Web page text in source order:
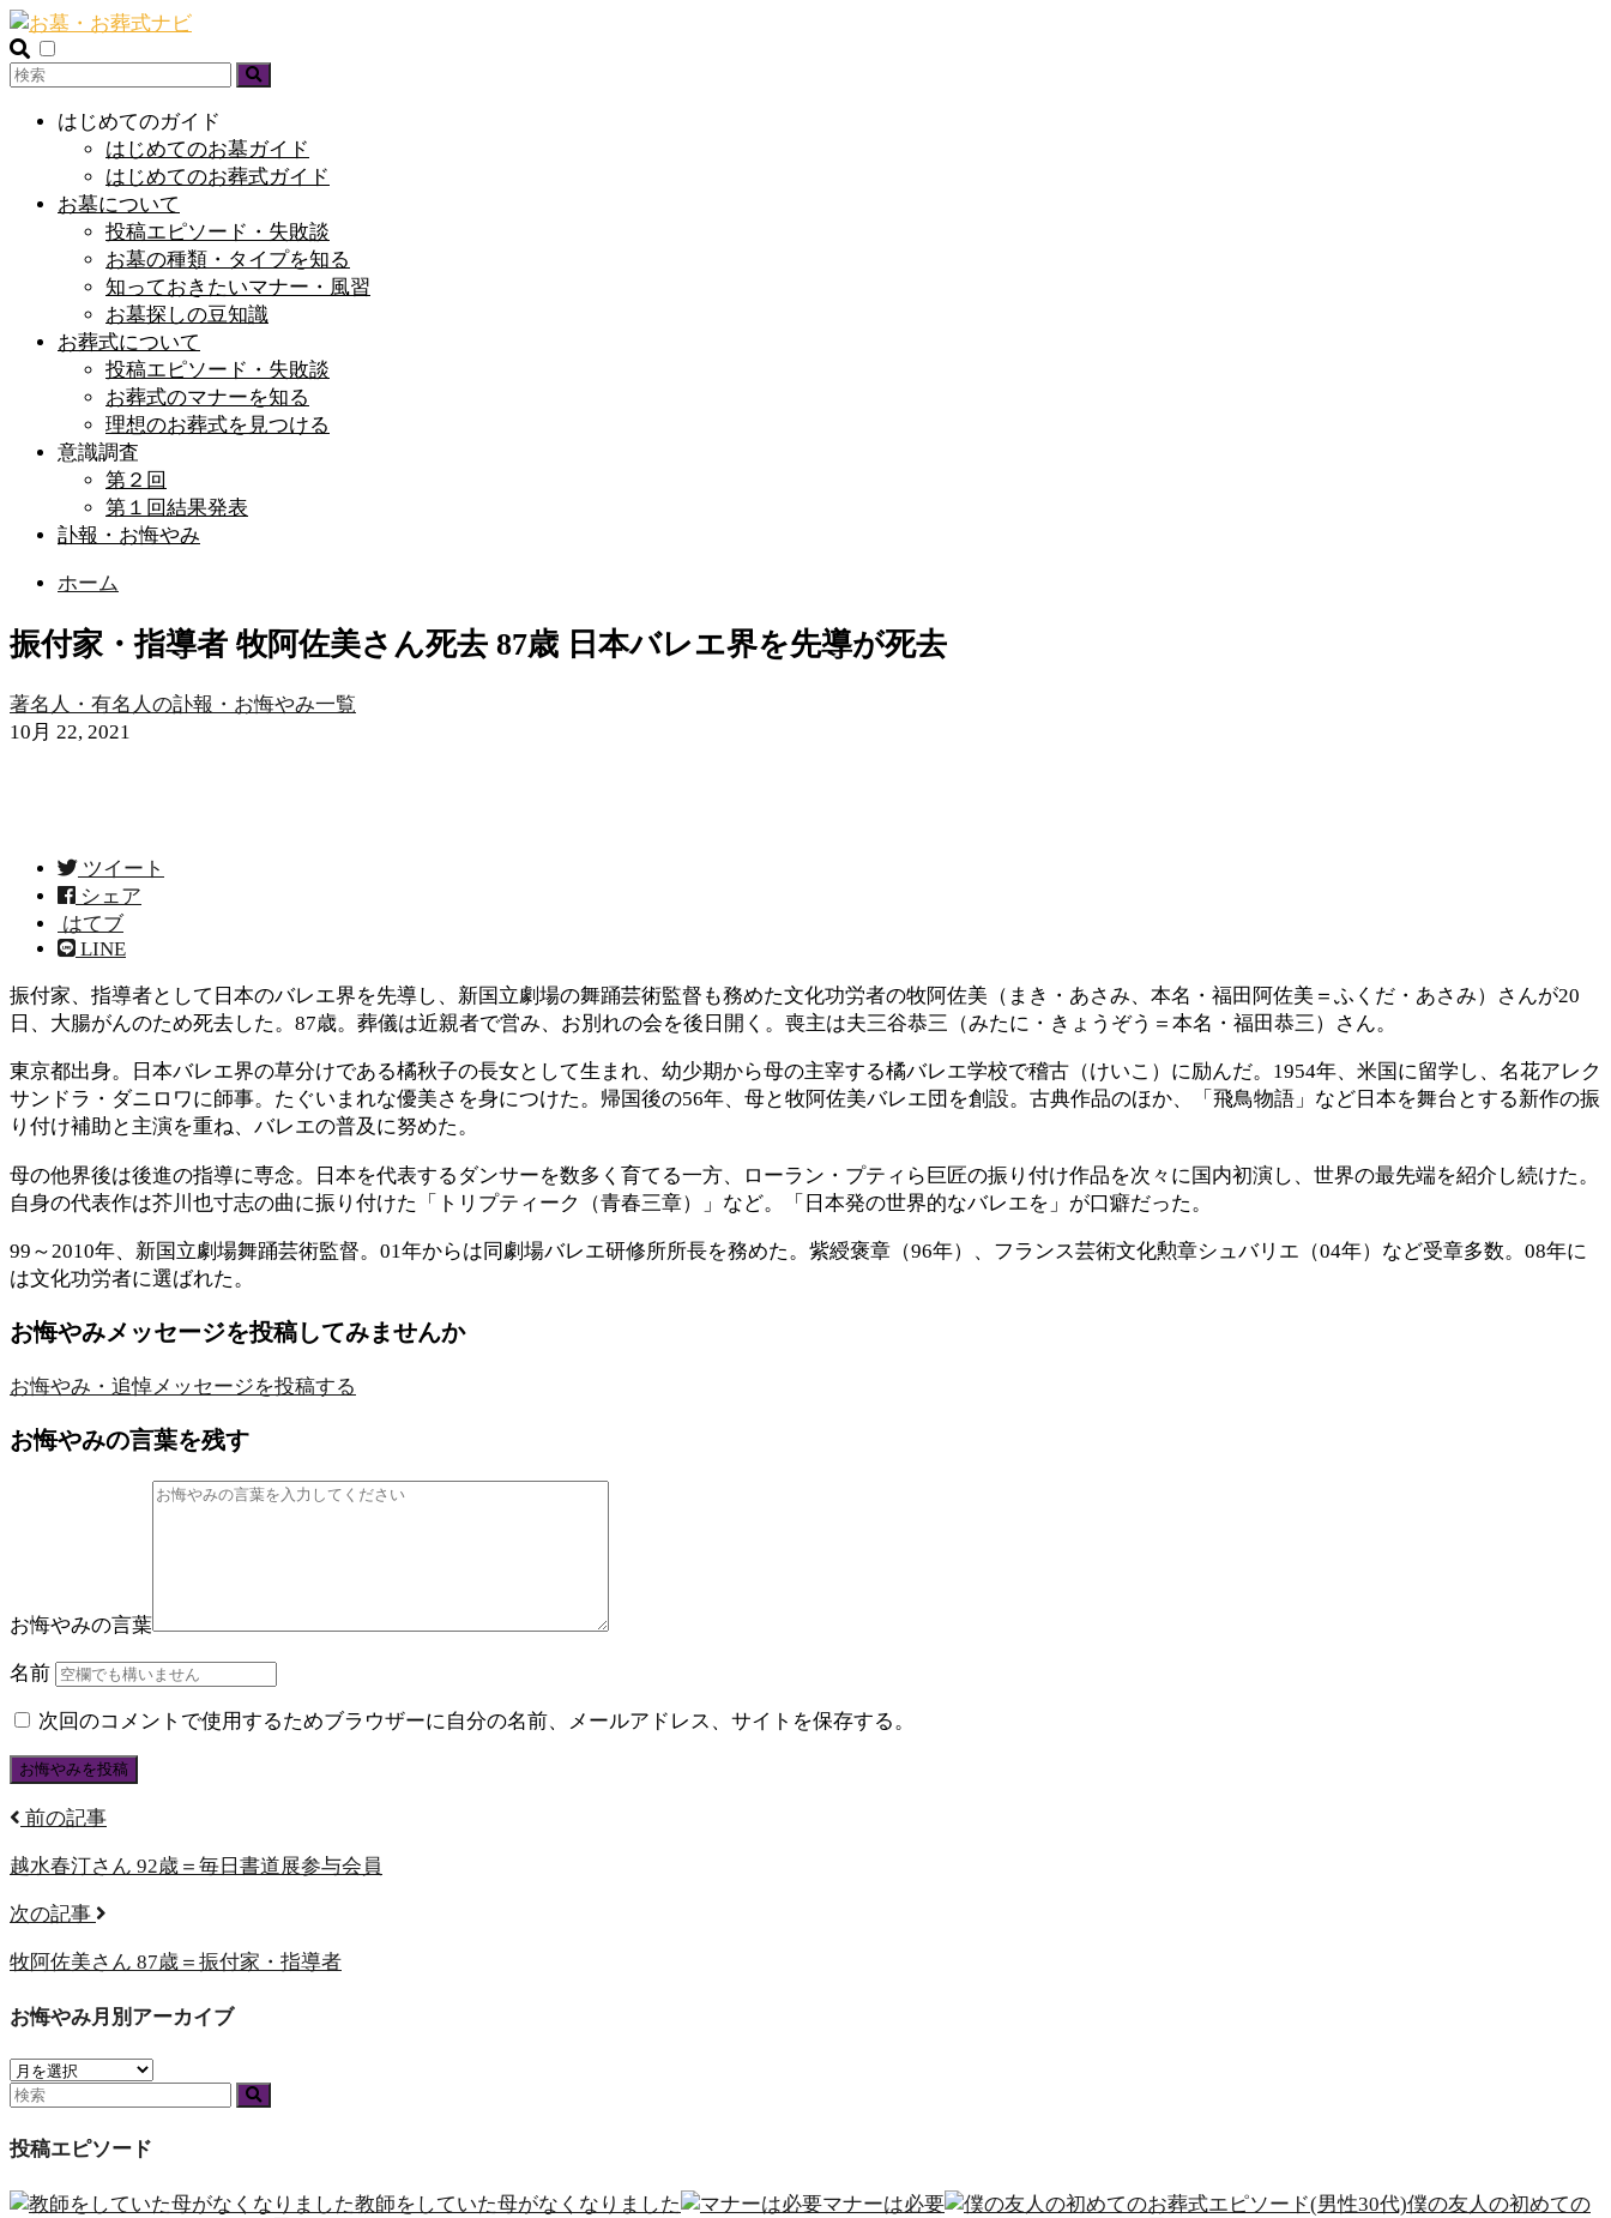
はじめてのガイド
はじめてのお墓ガイド
はじめてのお葬式ガイド
お墓について
投稿エピソード・失敗談
お墓の種類・タイプを知る
知っておきたいマナー・風習
お墓探しの豆知識
お葬式について
投稿エピソード・失敗談
お葬式のマナーを知る
理想のお葬式を見つける
意識調査
第２回
第１回結果発表
訃報・お悔やみ
ホーム
振付家・指導者 牧阿佐美さん死去 87歳 日本バレエ界を先導が死去
著名人・有名人の訃報・お悔やみ一覧
10月 22, 2021
ツイート
シェア
はてブ
LINE
振付家、指導者として日本のバレエ界を先導し、新国立劇場の舞踊芸術監督も務めた文化功労者の牧阿佐美（まき・あさみ、本名・福田阿佐美＝ふくだ・あさみ）さんが20
日、大腸がんのため死去した。87歳。葬儀は近親者で営み、お別れの会を後日開く。喪主は夫三谷恭三（みたに・きょうぞう＝本名・福田恭三）さん。
東京都出身。日本バレエ界の草分けである橘秋子の長女として生まれ、幼少期から母の主宰する橘バレエ学校で稽古（けいこ）に励んだ。1954年、米国に留学し、名花アレク
サンドラ・ダニロワに師事。たぐいまれな優美さを身につけた。帰国後の56年、母と牧阿佐美バレエ団を創設。古典作品のほか、「飛鳥物語」など日本を舞台とする新作の振
り付け補助と主演を重ね、バレエの普及に努めた。
母の他界後は後進の指導に専念。日本を代表するダンサーを数多く育てる一方、ローラン・プティら巨匠の振り付け作品を次々に国内初演し、世界の最先端を紹介し続けた。
自身の代表作は芥川也寸志の曲に振り付けた「トリプティーク（青春三章）」など。「日本発の世界的なバレエを」が口癖だった。
99～2010年、新国立劇場舞踊芸術監督。01年からは同劇場バレエ研修所所長を務めた。紫綬褒章（96年）、フランス芸術文化勲章シュバリエ（04年）など受章多数。08年に
は文化功労者に選ばれた。
お悔やみメッセージを投稿してみませんか
お悔やみ・追悼メッセージを投稿する
お悔やみの言葉を残す
お悔やみの言葉
名前
次回のコメントで使用するためブラウザーに自分の名前、メールアドレス、サイトを保存する。
前の記事
越水春汀さん 92歳＝毎日書道展参与会員
次の記事
牧阿佐美さん 87歳＝振付家・指導者
お悔やみ月別アーカイブ
投稿エピソード
教師をしていた母がなくなりました マナーは必要
僕の友人の初めての